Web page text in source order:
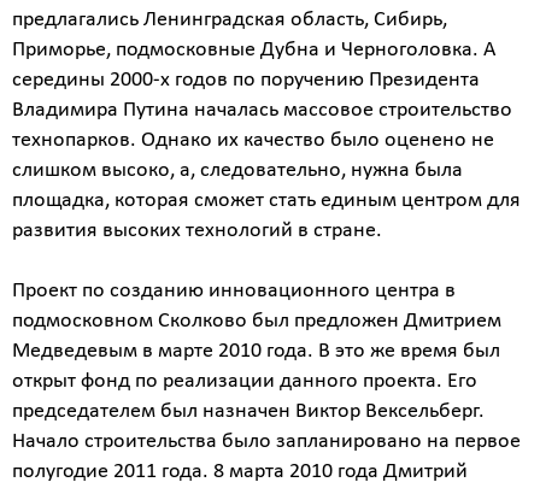
предлагались Ленинградская область, Сибирь,
Приморье, подмосковные Дубна и Черноголовка. А
середины 2000-х годов по поручению Президента
Владимира Путина началась массовое строительство
технопарков. Однако их качество было оценено не
слишком высоко, а, следовательно, нужна была
площадка, которая сможет стать единым центром для
развития высоких технологий в стране.
Проект по созданию инновационного центра в
подмосковном Сколково был предложен Дмитрием
Медведевым в марте 2010 года. В это же время был
открыт фонд по реализации данного проекта. Его
председателем был назначен Виктор Вексельберг.
Начало строительства было запланировано на первое
полугодие 2011 года. 8 марта 2010 года Дмитрий